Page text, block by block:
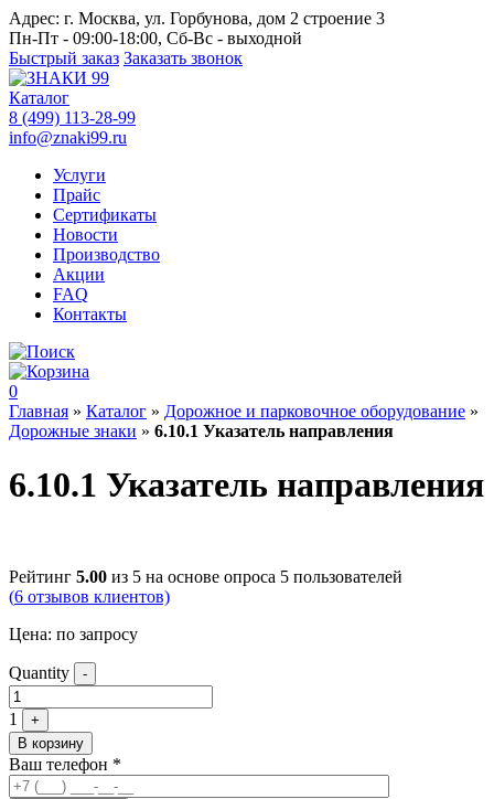
Адрес: г. Москва, ул. Горбунова, дом 2 строение 3
Пн-Пт - 09:00-18:00, Сб-Вс - выходной
Быстрый заказ Заказать звонок
Каталог
8 (499) 113-28-99
info@znaki99.ru
Услуги
Прайс
Сертификаты
Новости
Производство
Акции
FAQ
Контакты
0
Главная » Каталог » Дорожное и парковочное оборудование »
Дорожные знаки » 6.10.1 Указатель направления
6.10.1 Указатель направления
Рейтинг 5.00 из 5 на основе опроса 5 пользователей
(6 отзывов клиентов)
Цена: по запросу
Quantity -
1
+
В корзину
Ваш телефон *